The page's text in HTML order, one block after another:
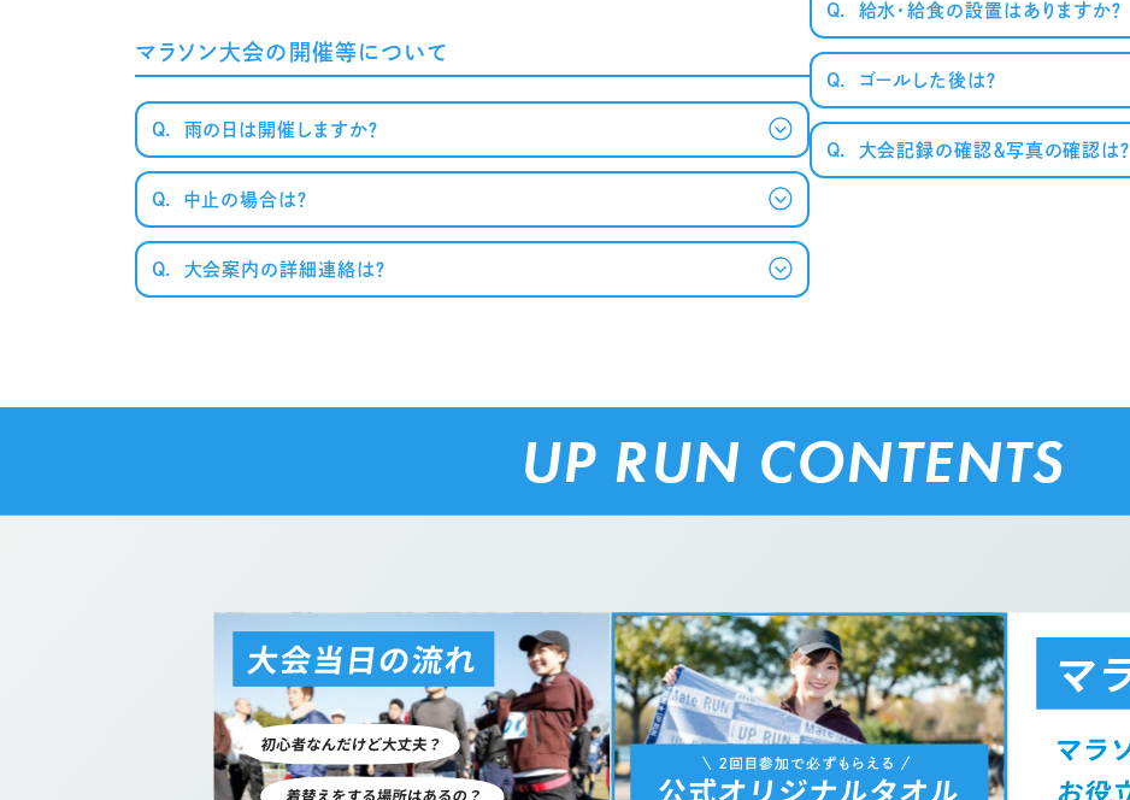
マラソン大会の開催等について
Q. 雨の日は開催しますか？
Q. 中止の場合は？
Q. 大会案内の詳細連絡は？
Q. 給水・給食の設置はありますか？
Q. ゴールした後は？
Q. 大会記録の確認＆写真の確認は？
UP RUN CONTENTS